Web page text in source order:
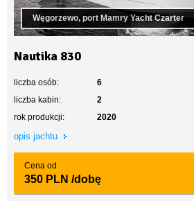
Węgorzewo, port Mamry Yacht Czarter
Nautika 830
liczba osób:
6
liczba kabin:
2
rok produkcji:
2020
opis jachtu
Cena od
350 PLN /dobę